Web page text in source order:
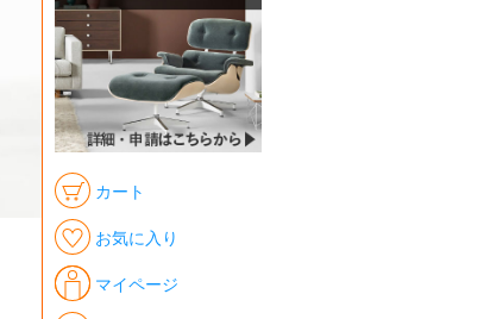
カート
お気に入り
マイページ